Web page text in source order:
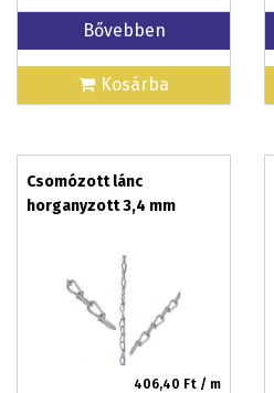
Bővebben
Kosárba
Csomózott lánc
horganyzott 3,4 mm
406,40 Ft / m